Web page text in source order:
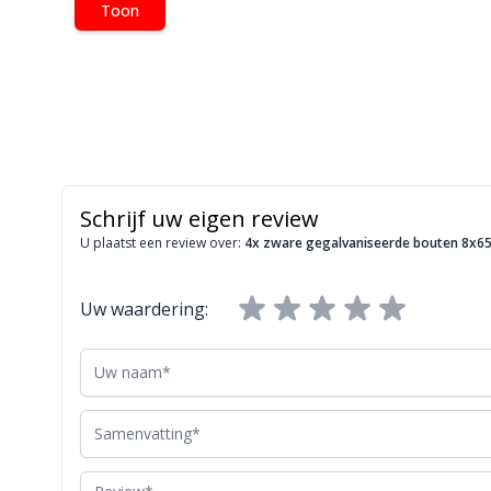
Toon
Schrijf uw eigen review
U plaatst een review over: 4x zware gegalvaniseerde bouten
Uw waardering:
Uw naam
Samenvatting
Review